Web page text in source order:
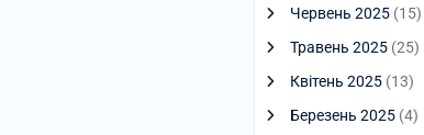
Червень 2025 (15)
Травень 2025 (25)
Квітень 2025 (13)
Березень 2025 (4)